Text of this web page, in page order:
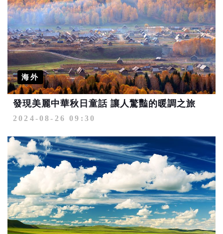
海外
發現美麗中華秋日童話 讓人驚豔的暖調之旅
2024-08-26 09:30